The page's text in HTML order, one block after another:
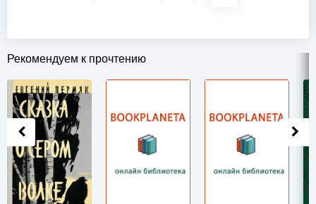
Рекомендуем к прочтению